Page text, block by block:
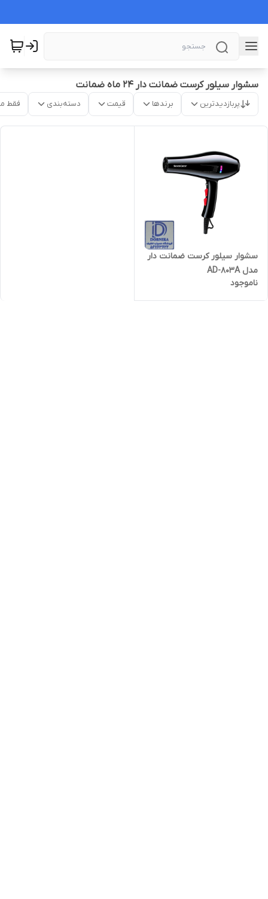
سشوار سیلور کرست ضمانت دار ۲۴ ماه ضمانت
پربازدیدترین برندها قیمت دسته‌بندی فقط
سشوار سیلور کرست ضمانت دار
مدل AD-803A
ناموجود